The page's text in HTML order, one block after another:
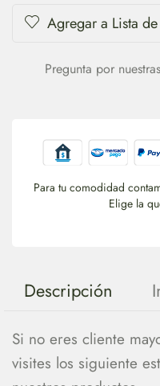
Agregar a Lista
Pregunta por
Para tu comodidad
Elige la
Descripción
Si no eres cliente
visites los siguiente